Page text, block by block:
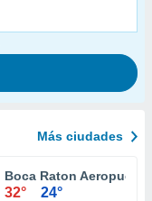
Más ciudades
Boca Raton Aeropuerto
32° 24°